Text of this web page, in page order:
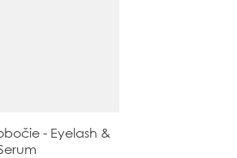
- Eyelash &